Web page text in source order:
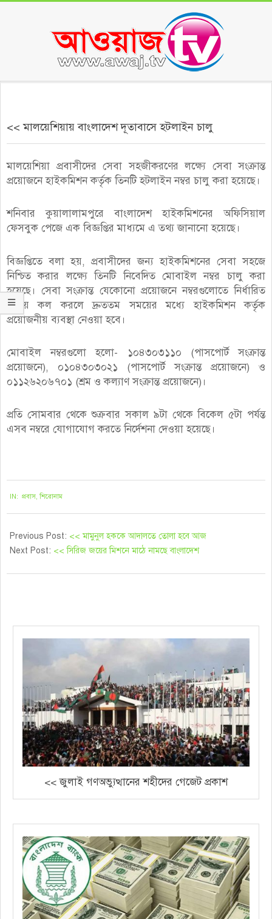
<< মালয়েশিয়ায় বাংলাদেশ দূতাবাসে হটলাইন চালু
মালয়েশিয়া প্রবাসীদের সেবা সহজীকরণের লক্ষ্যে সেবা সংক্রান্ত
প্রয়োজনে হাইকমিশন কর্তৃক তিনটি হটলাইন নম্বর চালু করা হয়েছে।
শনিবার কুয়ালালামপুরে বাংলাদেশ হাইকমিশনের অফিসিয়াল
ফেসবুক পেজে এক বিজ্ঞপ্তির মাধ্যমে এ তথ্য জানানো হয়েছে।
বিজ্ঞপ্তিতে বলা হয়, প্রবাসীদের জন্য হাইকমিশনের সেবা সহজে
নিশ্চিত করার লক্ষ্যে তিনটি নিবেদিত মোবাইল নম্বর চালু করা
হয়েছে। সেবা সংক্রান্ত যেকোনো প্রয়োজনে নম্বরগুলোতে নির্ধারিত
সময়ে কল করলে দ্রুততম সময়ের মধ্যে হাইকমিশন কর্তৃক
প্রয়োজনীয় ব্যবস্থা নেওয়া হবে।
মোবাইল নম্বরগুলো হলো- ১০৪৩০৩১১০ (পাসপোর্ট সংক্রান্ত
প্রয়োজনে), ০১০৪৩০৩০২১ (পাসপোর্ট সংক্রান্ত প্রয়োজনে) ও
০১১২৬২০৬৭০১ (শ্রম ও কল্যাণ সংক্রান্ত প্রয়োজনে)।
প্রতি সোমবার থেকে শুক্রবার সকাল ৯টা থেকে বিকেল ৫টা পর্যন্ত
এসব নম্বরে যোগাযোগ করতে নির্দেশনা দেওয়া হয়েছে।
IN: প্রবাস,শিরোনাম
Previous Post: << মামুনুল হককে আদালতে তোলা হবে আজ
Next Post: << সিরিজ জয়ের মিশনে মাঠে নামছে বাংলাদেশ
<< জুলাই গণঅভ্যুত্থানের শহীদের গেজেট প্রকাশ